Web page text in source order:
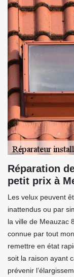
Réparation
petit prix à
Les velux peuvent
inattendus ou par
la ville de Meauzac
connue par tout
remettre en état
soit la raison ayant
prévenir